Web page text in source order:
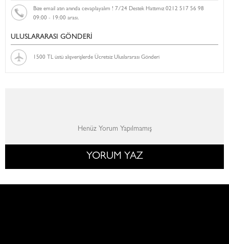
Bize email atın anında cevaplayalım ! 7/24 Destek Hattımız 0212 517 56 98
09:00 - 19:00 arası.
ULUSLARARASI GÖNDERİ
1500 TL üstü alışverişlerde Ücretsiz Uluslararası Gönderi
Henüz Yorum Yapılmamış
YORUM YAZ